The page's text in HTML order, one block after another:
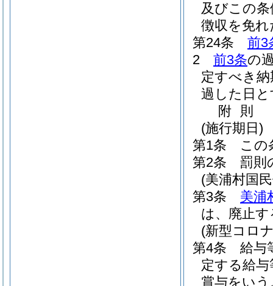
及びこの
徴収を免
第24条
前3
2
前3条の
定すべき
過した日
附 則
(施行期日)
第1条
この
第2条
罰則
(美浦村国
第3条
美浦
は、廃止す
(新型コロ
第4条
給与
定する給
賞与をいう